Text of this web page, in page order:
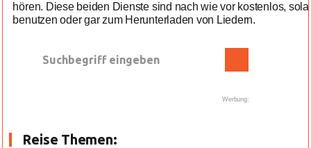
hören. Diese beiden Dienste sind nach wie vor kostenlos,
benutzen oder gar zum Herunterladen von Liedern.
Werbung:
Reise Themen: